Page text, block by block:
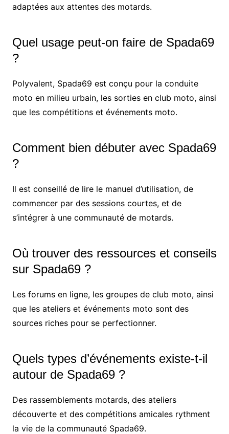
adaptées aux attentes des motards.
Quel usage peut-on faire de Spada69
?
Polyvalent, Spada69 est conçu pour la conduite
moto en milieu urbain, les sorties en club moto, ainsi
que les compétitions et événements moto.
Comment bien débuter avec Spada69
?
Il est conseillé de lire le manuel d’utilisation, de
commencer par des sessions courtes, et de
s’intégrer à une communauté de motards.
Où trouver des ressources et conseils
sur Spada69 ?
Les forums en ligne, les groupes de club moto, ainsi
que les ateliers et événements moto sont des
sources riches pour se perfectionner.
Quels types d’événements existe-t-il
autour de Spada69 ?
Des rassemblements motards, des ateliers
découverte et des compétitions amicales rythment
la vie de la communauté Spada69.